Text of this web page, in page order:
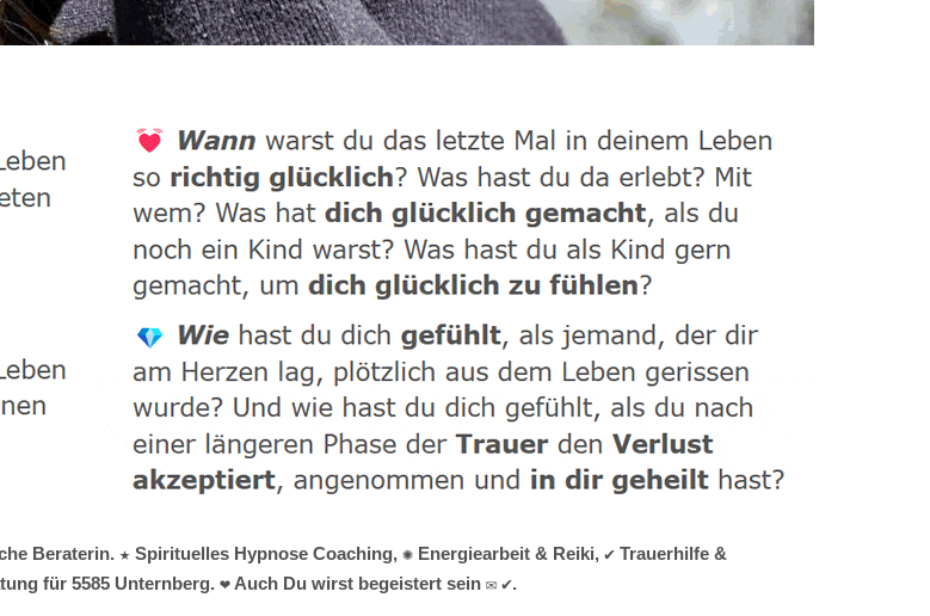
Beraterin. ★ Spirituelles Hypnose Coaching, ✺ Energiearbeit & Reiki, ✔️ Trauerhilfe &
für 5585 Unternberg. ❤ Auch Du wirst begeistert sein ✉ ✔.